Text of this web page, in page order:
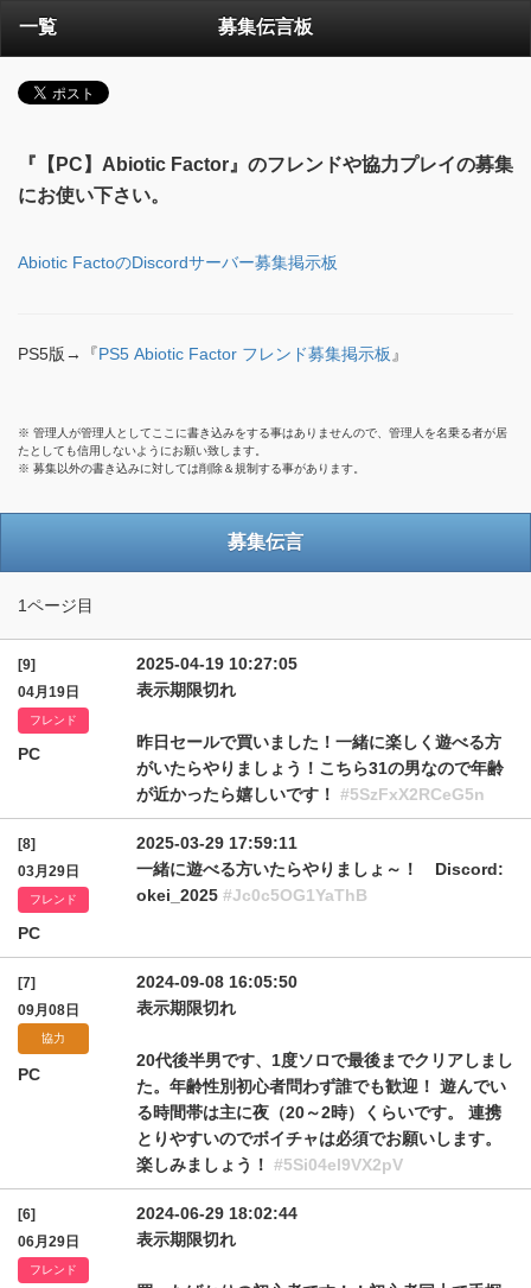
一覧 募集伝言板
『【PC】Abiotic Factor』のフレンドや協力プレイの募集
にお使い下さい。
Abiotic FactoのDiscordサーバー募集掲示板
PS5版→『PS5 Abiotic Factor フレンド募集掲示板 』
※ 管理人が管理人としてここに書き込みをする事はありませんので、管理人を名乗る者が居
たとしても信用しないようにお願い致します。
※ 募集以外の書き込みに対しては削除＆規制する事があります。
募集伝言
1ページ目
[9]
04月19日
フレンド
PC
2025-04-19 10:27:05
表示期限切れ
昨日セールで買いました！一緒に楽しく遊べる方
がいたらやりましょう！こちら31の男なので年齢
が近かったら嬉しいです！ #5SzFxX2RCeG5n
[8]
03月29日
フレンド
PC
2025-03-29 17:59:11
一緒に遊べる方いたらやりましょ～！ Discord:
okei_2025 #Jc0c5OG1YaThB
[7]
09月08日
協力
PC
2024-09-08 16:05:50
表示期限切れ
20代後半男です、1度ソロで最後までクリアしまし
た。年齢性別初心者問わず誰でも歓迎！ 遊んでい
る時間帯は主に夜（20～2時）くらいです。 連携
とりやすいのでボイチャは必須でお願いします。
楽しみましょう！ #5Si04el9VX2pV
[6]
06月29日
フレンド
2024-06-29 18:02:44
表示期限切れ